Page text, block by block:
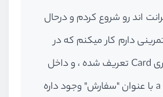
اند رو شروع کردم و درحال
دارم کار میکنم که در
اون پروژه یک سری Card تعریف شده ، و داخل
کارت ها یک تگ a با عنوان "سفارش" وجود داره